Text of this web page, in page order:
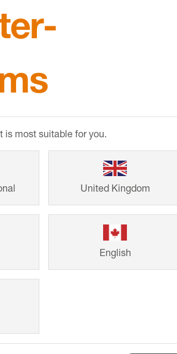
Randdetail 2
is most suitable for you.
United Kingdom
English